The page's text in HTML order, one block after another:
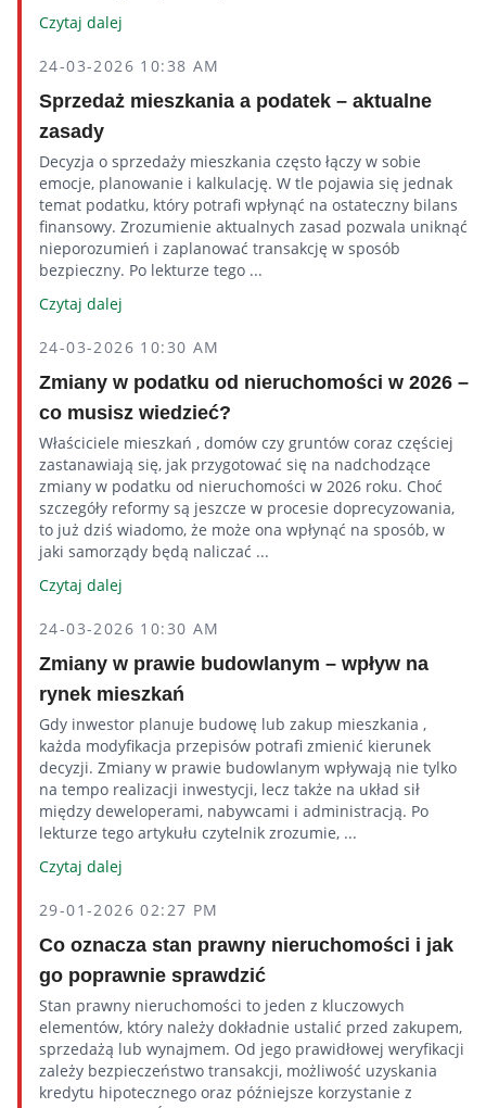
Czytaj dalej
24-03-2026 10:38 AM
Sprzedaż mieszkania a podatek – aktualne
zasady
Decyzja o sprzedaży mieszkania często łączy w sobie
emocje, planowanie i kalkulację. W tle pojawia się jednak
temat podatku, który potrafi wpłynąć na ostateczny bilans
finansowy. Zrozumienie aktualnych zasad pozwala uniknąć
nieporozumień i zaplanować transakcję w sposób
bezpieczny. Po lekturze tego ...
Czytaj dalej
24-03-2026 10:30 AM
Zmiany w podatku od nieruchomości w 2026 –
co musisz wiedzieć?
Właściciele mieszkań , domów czy gruntów coraz częściej
zastanawiają się, jak przygotować się na nadchodzące
zmiany w podatku od nieruchomości w 2026 roku. Choć
szczegóły reformy są jeszcze w procesie doprecyzowania,
to już dziś wiadomo, że może ona wpłynąć na sposób, w
jaki samorządy będą naliczać ...
Czytaj dalej
24-03-2026 10:30 AM
Zmiany w prawie budowlanym – wpływ na
rynek mieszkań
Gdy inwestor planuje budowę lub zakup mieszkania ,
każda modyfikacja przepisów potrafi zmienić kierunek
decyzji. Zmiany w prawie budowlanym wpływają nie tylko
na tempo realizacji inwestycji, lecz także na układ sił
między deweloperami, nabywcami i administracją. Po
lekturze tego artykułu czytelnik zrozumie, ...
Czytaj dalej
29-01-2026 02:27 PM
Co oznacza stan prawny nieruchomości i jak
go poprawnie sprawdzić
Stan prawny nieruchomości to jeden z kluczowych
elementów, który należy dokładnie ustalić przed zakupem,
sprzedażą lub wynajmem. Od jego prawidłowej weryfikacji
zależy bezpieczeństwo transakcji, możliwość uzyskania
kredytu hipotecznego oraz późniejsze korzystanie z